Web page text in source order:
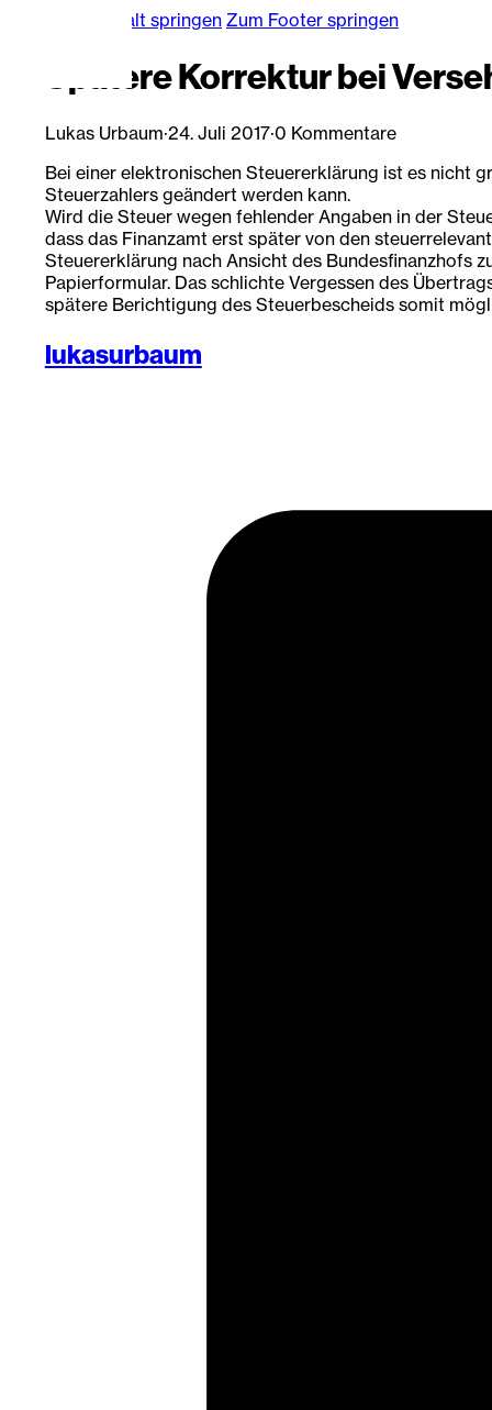
Zum Hauptinhalt springen Zum Footer springen
Spätere Korrektur bei
Lukas Urbaum·24. Juli 2017·0 Kommentare
Bei einer elektronischen Steuererklärung ist es nicht
Steuerzahlers geändert werden kann.
Wird die Steuer wegen fehlender Angaben in der
dass das Finanzamt erst später von den
Steuererklärung nach Ansicht des Bundesfinanzhofs
Papierformular. Das schlichte Vergessen des
spätere Berichtigung des Steuerbescheids somit
lukasurbaum